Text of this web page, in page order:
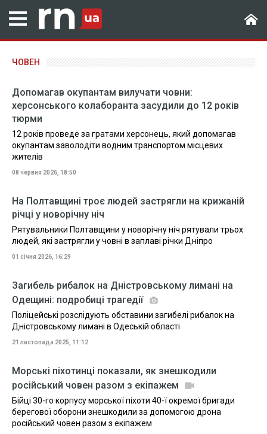
ЧОВЕН
Допомагав окупантам вилучати човни:
херсонського колаборанта засудили до 12 років
тюрми
12 років проведе за гратами херсонець, який допомагав
окупантам заволодіти водним транспортом місцевих
жителів
08 червня 2026, 18:50
На Полтавщині троє людей застрягли на крижаній
річці у новорічну ніч
Рятувальники Полтавщини у новорічну ніч рятували трьох
людей, які застрягли у човні в заплаві річки Дніпро
01 січня 2026, 16:29
Загибель рибалок на Дністровському лимані на
Одещині: подробиці трагедії
Поліцейські розслідують обставини загибелі рибалок на
Дністровському лимані в Одеській області
21 листопада 2025, 11:12
Морські піхотинці показали, як знешкодили
російський човен разом з екіпажем
Бійці 30-го корпусу морської піхоти 40-ї окремої бригади
берегової оборони знешкодили за допомогою дрона
російський човен разом з екіпажем